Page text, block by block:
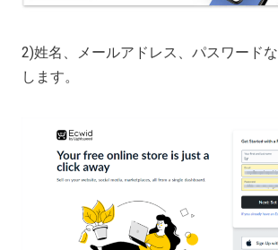
2)姓名、メールアドレス、パスワード
します。